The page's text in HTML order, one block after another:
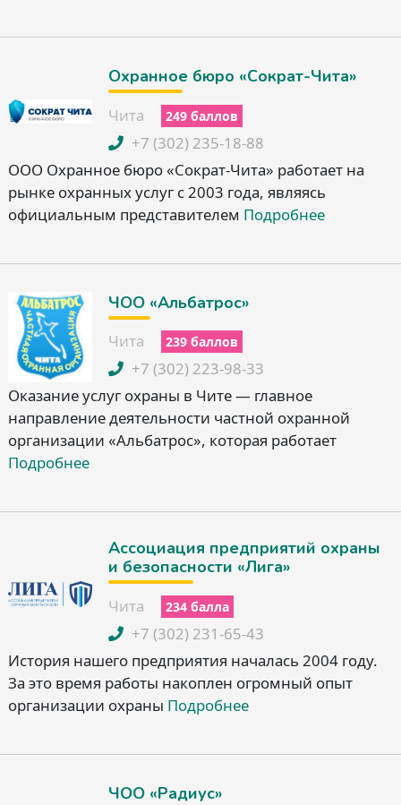
Охранное бюро «Сократ-Чита»
Чита 249 баллов
+7 (302) 235-18-88
ООО Охранное бюро «Сократ-Чита» работает на
рынке охранных услуг с 2003 года, являясь
официальным представителем Подробнее
ЧОО «Альбатрос»
Чита 239 баллов
+7 (302) 223-98-33
Оказание услуг охраны в Чите — главное
направление деятельности частной охранной
организации «Альбатрос», которая работает
Подробнее
Ассоциация предприятий охраны
и безопасности «Лига»
Чита 234 балла
+7 (302) 231-65-43
История нашего предприятия началась 2004 году.
За это время работы накоплен огромный опыт
организации охраны Подробнее
ЧОО «Радиус»